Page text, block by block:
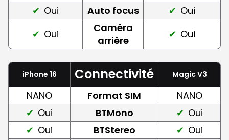
Oui
Auto focus
Oui
Oui
Caméra
arrière
Oui
iPhone 16 Connectivité Magic V3
NANO Format SIM
NANO
Oui
BTMono
Oui
Oui
BTStereo
Oui